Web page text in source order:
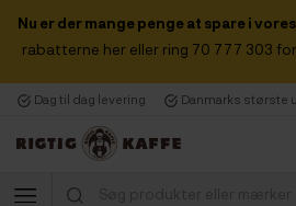
Nu er der mange penge at spare i
rabatterne her eller ring 70 777 303
Dag til dag levering Danmarks største